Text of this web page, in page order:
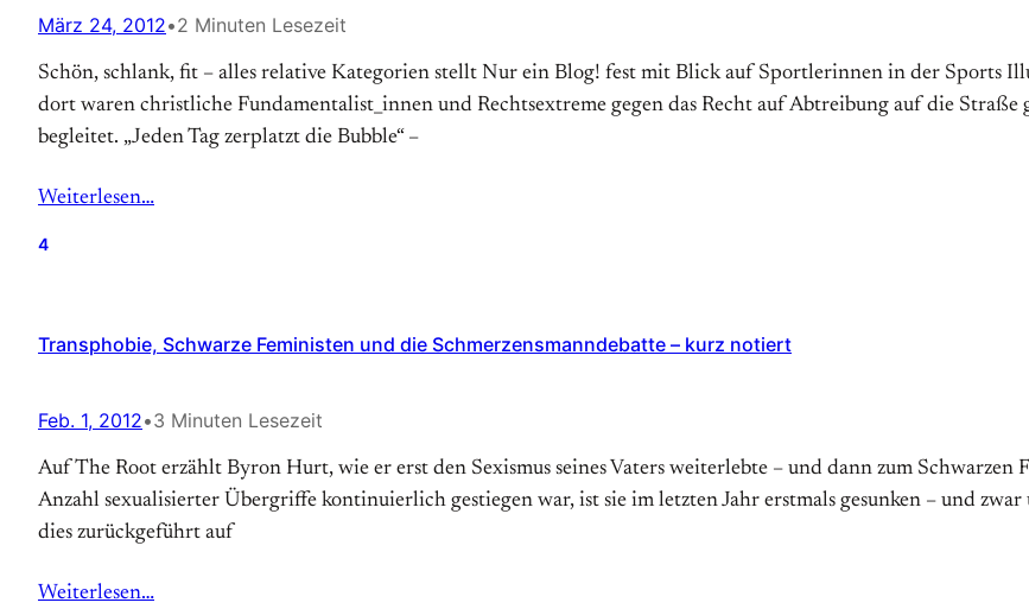
März 24, 2012•2 Minuten Lesezeit
Schön, schlank, fit – alles relative Kategorien stellt Nur ein Blog! fest mit Blick auf Sportlerinnen in der Sports
dort waren christliche Fundamentalist_innen und Rechtsextreme gegen das Recht auf Abtreibung auf die Straße
begleitet. „Jeden Tag zerplatzt die Bubble“ –
Weiterlesen…
4
Transphobie, Schwarze Feministen und die Schmerzensmanndebatte – kurz notiert
Feb. 1, 2012•3 Minuten Lesezeit
Auf The Root erzählt Byron Hurt, wie er erst den Sexismus seines Vaters weiterlebte – und dann zum
Anzahl sexualisierter Übergriffe kontinuierlich gestiegen war, ist sie im letzten Jahr erstmals gesunken – und
dies zurückgeführt auf
Weiterlesen…